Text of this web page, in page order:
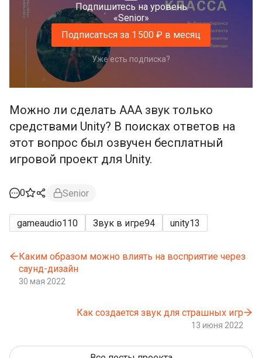
Подпишитесь на уровень
«Senior»
Подписаться за 1 500 ₽ в месяц
Уже есть подписка?
Можно ли сделать ААА звук только
средствами Unity? В поисках ответов на
этот вопрос был озвучен бесплатный
игровой проект для Unity.
0 Senior
gameaudio110 Звук в игре94 unity13
Каким образом можно влиять на восприятие через
саунд-дизайн
30 мая 2022
Как создается звук для страшных игр
13 июня 2022